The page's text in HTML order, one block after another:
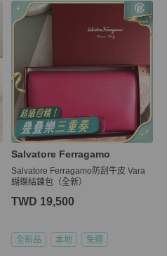
Salvatore Ferragamo
Salvatore Ferragamo防刮牛皮 Vara
蝴蝶結鍊包（全新）
TWD 19,500
全新品 本地 免運